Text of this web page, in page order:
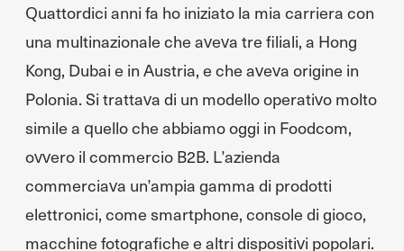
Quattordici anni fa ho iniziato la mia carriera con
una multinazionale che aveva tre filiali, a Hong
Kong, Dubai e in Austria, e che aveva origine in
Polonia. Si trattava di un modello operativo molto
simile a quello che abbiamo oggi in Foodcom,
ovvero il commercio B2B. L’azienda
commerciava un’ampia gamma di prodotti
elettronici, come smartphone, console di gioco,
macchine fotografiche e altri dispositivi popolari.